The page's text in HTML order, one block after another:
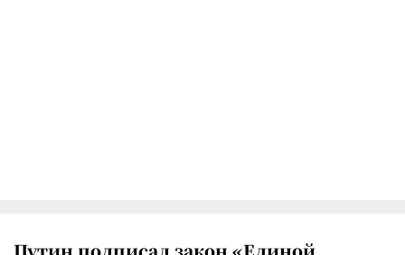
Путин подписал закон «Единой